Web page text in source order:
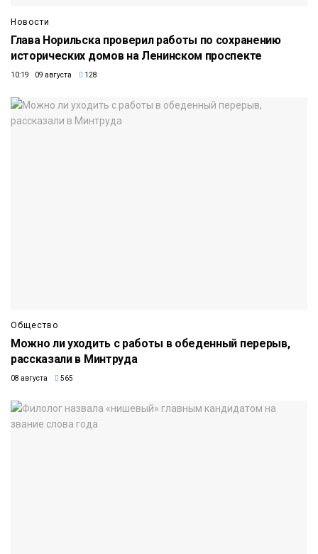
Новости
Глава Норильска проверил работы по сохранению
исторических домов на Ленинском проспекте
10:19 09 августа 128
Общество
Можно ли уходить с работы в обеденный перерыв,
рассказали в Минтруда
08 августа 565